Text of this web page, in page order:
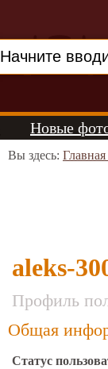
Новые
Вы здесь:
aleks-
Профиль
Общая
Статус